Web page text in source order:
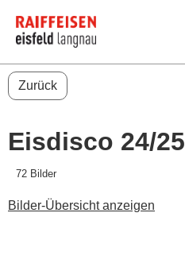
Zurück
Eisdisco 24/25
72 Bilder
Bilder-Übersicht anzeigen